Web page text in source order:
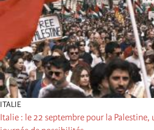
ITALIE
Italie : le 22 septembre pour la Palestine,